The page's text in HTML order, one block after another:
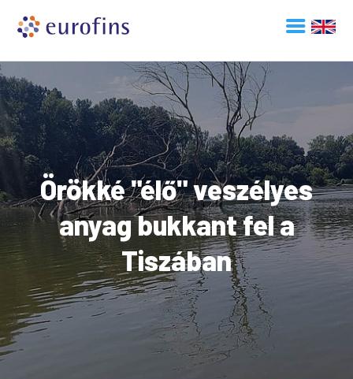
Örökké "élő" veszélyes
anyag bukkant fel a
Tiszában